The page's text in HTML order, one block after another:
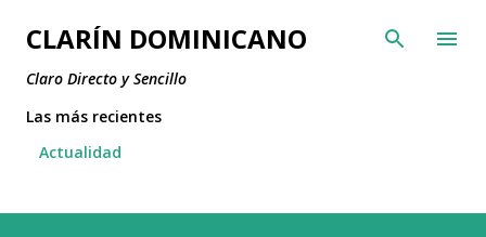
Ir al contenido principal
CLARÍN DOMINICANO
Claro Directo y Sencillo
Las más recientes
Actualidad